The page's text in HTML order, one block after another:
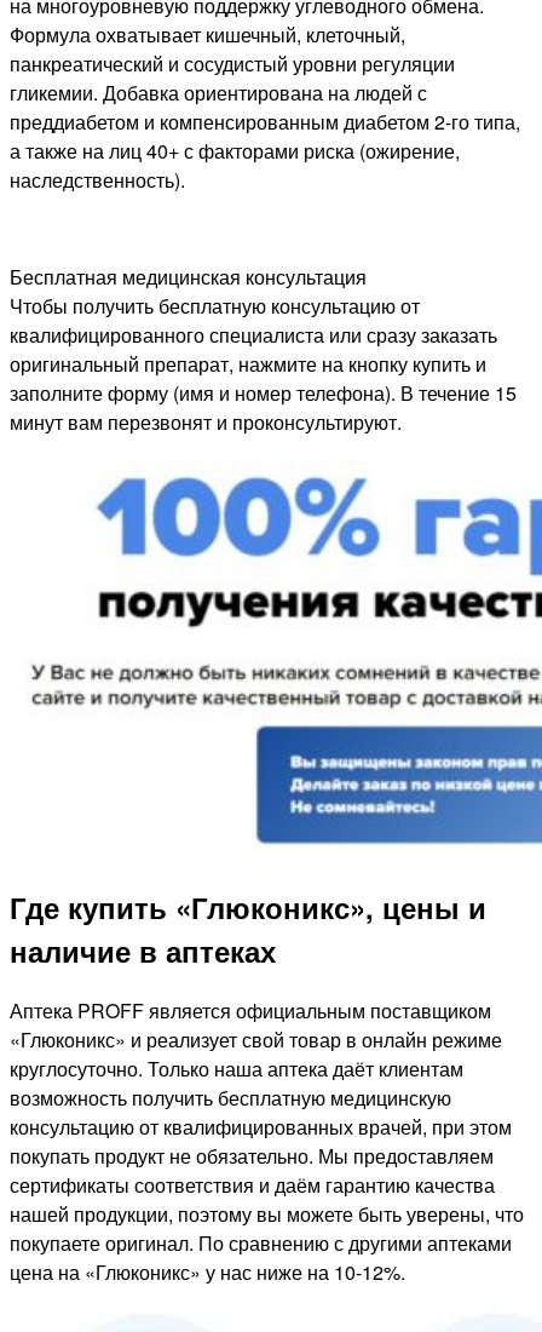
на многоуровневую поддержку углеводного обмена.
Формула охватывает кишечный, клеточный,
панкреатический и сосудистый уровни регуляции
гликемии. Добавка ориентирована на людей с
преддиабетом и компенсированным диабетом 2-го типа,
а также на лиц 40+ с факторами риска (ожирение,
наследственность).
Бесплатная медицинская консультация
Чтобы получить бесплатную консультацию от
квалифицированного специалиста или сразу заказать
оригинальный препарат, нажмите на кнопку купить и
заполните форму (имя и номер телефона). В течение 15
минут вам перезвонят и проконсультируют.
Где купить «Глюконикс», цены и
наличие в аптеках
Аптека PROFF является официальным поставщиком
«Глюконикс» и реализует свой товар в онлайн режиме
круглосуточно. Только наша аптека даёт клиентам
возможность получить бесплатную медицинскую
консультацию от квалифицированных врачей, при этом
покупать продукт не обязательно. Мы предоставляем
сертификаты соответствия и даём гарантию качества
нашей продукции, поэтому вы можете быть уверены, что
покупаете оригинал. По сравнению с другими аптеками
цена на «Глюконикс» у нас ниже на 10-12%.